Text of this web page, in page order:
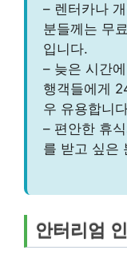
– 렌터카나
분들께는 무
입니다.
– 늦은 시간
행객들에게
우 유용합니
– 편안한 휴
를 받고 싶은
안터리엄